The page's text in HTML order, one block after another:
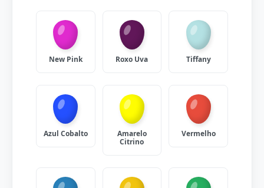
New Pink Roxo Uva Tiffany
Azul Cobalto
Amarelo
Citrino
Vermelho